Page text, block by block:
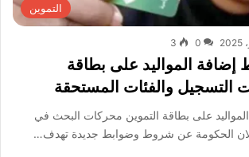
التموين
0
3
المواليد على بطاقة
التسجيل والفئات المستحقة
على بطاقة التموين محركات البحث في
إعلان الحكومة عن شروط وضوابط جديدة تهدف…